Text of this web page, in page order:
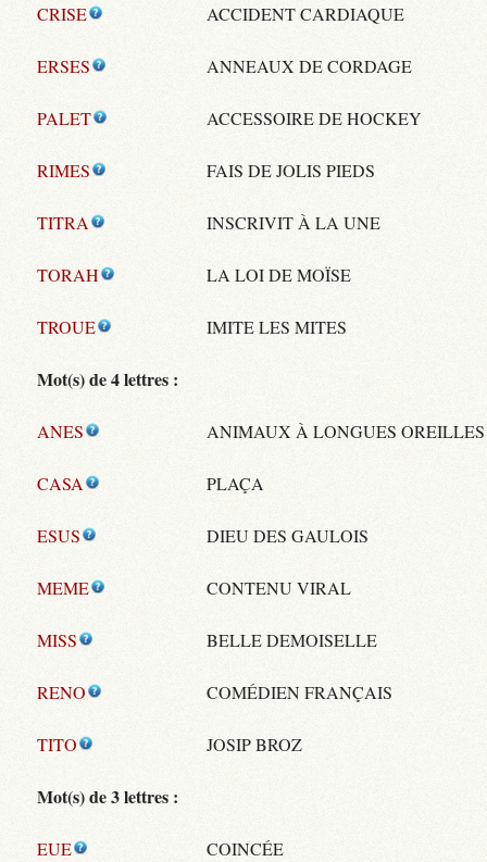
CRISE ACCIDENT CARDIAQUE
ERSES ANNEAUX DE CORDAGE
PALET ACCESSOIRE DE HOCKEY
RIMES FAIS DE JOLIS PIEDS
TITRA INSCRIVIT À LA UNE
TORAH LA LOI DE MOÏSE
TROUE IMITE LES MITES
Mot(s) de 4 lettres :
ANES ANIMAUX À LONGUES OREILLES
CASA PLAÇA
ESUS DIEU DES GAULOIS
MEME CONTENU VIRAL
MISS BELLE DEMOISELLE
RENO COMÉDIEN FRANÇAIS
TITO JOSIP BROZ
Mot(s) de 3 lettres :
EUE COINCÉE